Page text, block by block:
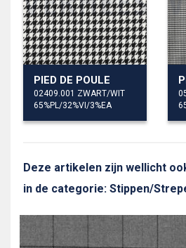
PIED DE POULE
02409.001 ZWART/WIT
65%PL/32%VI/3%EA
Deze artikelen zijn wellicht
in de categorie: Stippen/